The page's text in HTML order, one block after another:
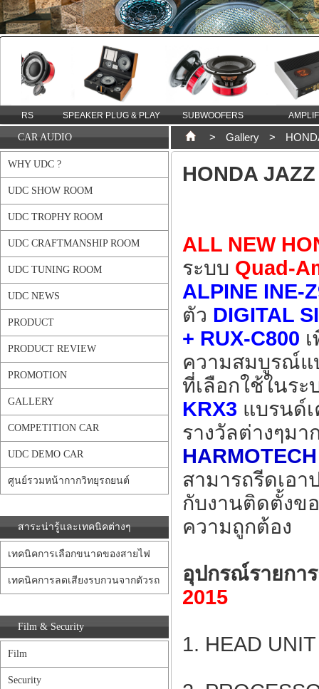
SPEAKER PLUG & PLAY SUBWOOFERS AMPLIFIERS
CAR AUDIO
WHY UDC ?
UDC SHOW ROOM
UDC TROPHY ROOM
UDC CRAFTMANSHIP ROOM
UDC TUNING ROOM
UDC NEWS
PRODUCT
PRODUCT REVIEW
PROMOTION
GALLERY
COMPETITION CAR
UDC DEMO CAR
ศูนย์รวมหน้ากากวิทยุรถยนต์
สาระน่ารู้และเทคนิคต่างๆ
เทคนิคการเลือกขนาดของสายไฟ
เทคนิคการลดเสียงรบกวนจากตัวรถ
Film & Security
Film
Security
> Gallery >
HONDA
ALL NEW
ระบบ Quad-
ALPINE INE-
ตัว DIGITAL
+ RUX-C800
ความสมบูรณ์แ
ที่เลือกใช้ในระ
KRX3 แบรนด์
รางวัลต่างๆม
สามารถรีดเอ
กับงานติดตั้งข
ความถูกต้อง
อุปกรณ์รายกา
2015
1. HEAD